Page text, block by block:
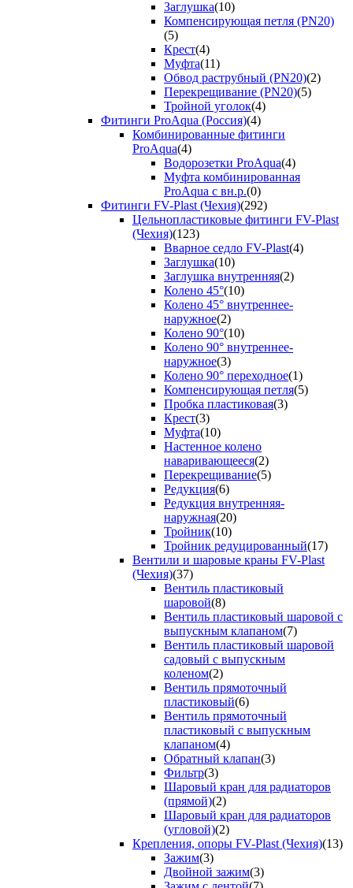
Заглушка(10)
Компенсирующая петля (PN20)
(5)
Крест(4)
Муфта(11)
Обвод раструбный (PN20)(2)
Перекрещивание (PN20)(5)
Тройной уголок(4)
Фитинги ProAqua (Россия)(4)
Комбинированные фитинги
ProAqua(4)
Водорозетки ProAqua(4)
Муфта комбинированная
ProAqua с вн.р.(0)
Фитинги FV-Plast (Чехия)(292)
Цельнопластиковые фитинги FV-Plast
(Чехия)(123)
Вварное седло FV-Plast(4)
Заглушка(10)
Заглушка внутренняя(2)
Колено 45°(10)
Колено 45° внутреннее-
наружное(2)
Колено 90°(10)
Колено 90° внутреннее-
наружное(3)
Колено 90° переходное(1)
Компенсирующая петля(5)
Пробка пластиковая(3)
Крест(3)
Муфта(10)
Настенное колено
наваривающееся(2)
Перекрещивание(5)
Редукция(6)
Редукция внутренняя-
наружная(20)
Тройник(10)
Тройник редуцированный(17)
Вентили и шаровые краны FV-Plast
(Чехия)(37)
Вентиль пластиковый
шаровой(8)
Вентиль пластиковый шаровой с
выпускным клапаном(7)
Вентиль пластиковый шаровой
садовый с выпускным
коленом(2)
Вентиль прямоточный
пластиковый(6)
Вентиль прямоточный
пластиковый с выпускным
клапаном(4)
Обратный клапан(3)
Фильтр(3)
Шаровый кран для радиаторов
(прямой)(2)
Шаровый кран для радиаторов
(угловой)(2)
Крепления, опоры FV-Plast (Чехия)(13)
Зажим(3)
Двойной зажим(3)